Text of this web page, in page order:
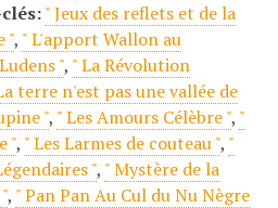
" Jeux des reflets et de la
", " L'apport Wallon au
", " La Révolution
terre n'est pas une vallée de
", " Les Amours Célèbre ", "
", " Les Larmes de couteau ", "
", " Mystère de la
, " Pan Pan Au Cul du Nu Nègre